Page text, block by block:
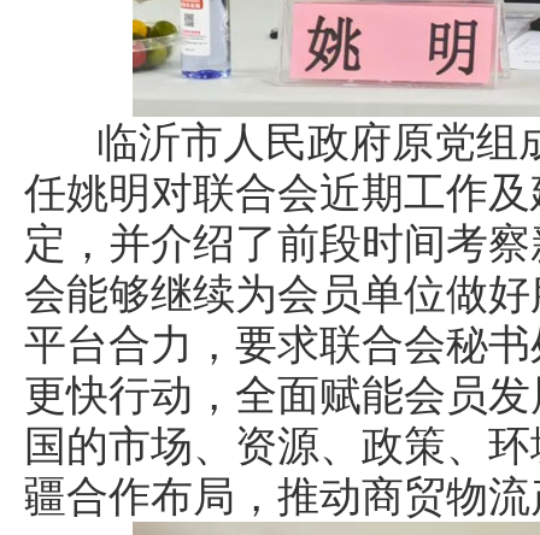
临沂市人民政府原党组
任姚明对联合会近期工作
定，并介绍了前段时间考
会能够继续为会员单位做
平台合力，要求联合会秘
更快行动，全面赋能会员
国的市场、资源、政策、
疆合作布局，推动商贸物